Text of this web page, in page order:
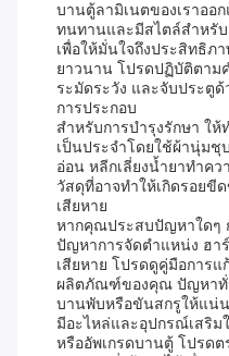
บานตู้ลามิเนตของเราออ
ทนทานและมีสไตล์สำหรั
เพื่อให้มั่นใจถึงประสิทธิภ
ยาวนาน โปรดปฏิบัติตาม
ระมัดระวัง และจับประตู
การประกอบ
สำหรับการบำรุงรักษา ใ
เป็นประจำโดยใช้ผ้านุ่ม
อ่อน หลีกเลี่ยงน้ำยาทำค
วัสดุที่อาจทำให้เกิดรอยขี
เสียหาย
หากคุณประสบปัญหาใดๆ
ปัญหาการจัดตำแหน่ง ฮา
เสียหาย โปรดดูคู่มือการ
ผลิตภัณฑ์ของคุณ ปัญหาทั่
บานพับหรือขันสกรูให้แน่น
มีอะไหล่และอุปกรณ์เสริม
หรืออัพเกรดบานตู้ โปรด